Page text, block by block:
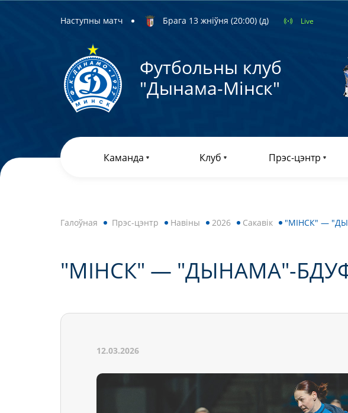
Наступны матч Брага 13 жніўня (20:00) (д) Live
Футбольны клуб
"Дынама-Мiнск"
Каманда Клуб Прэс-цэнтр
Галоўная Прэс-цэнтр Навiны 2026 Сакавік "МІНСК" —
"МІНСК" — "ДЫНАМА"-
12.03.2026